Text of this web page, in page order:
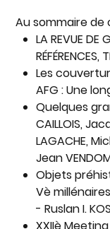
Au sommaire de
LA REVUE DE
Les
AFG : Une
Quelques
CAILLOIS,
LAGACHE,
Jean
Objets
Vè
- Ruslan I.